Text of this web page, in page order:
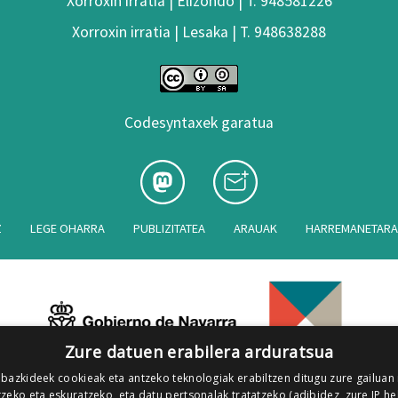
Xorroxin irratia | Lesaka | T. 948638288
Codesyntaxek garatua
LEGE OHARRA PUBLIZITATEA ARAUAK
Zure datuen erabilera arduratsua
cookieak eta antzeko teknologiak erabiltzen ditugu zure
eta eskuratzeko, eta datu pertsonalak tratatzeko (adibidez, zure IP